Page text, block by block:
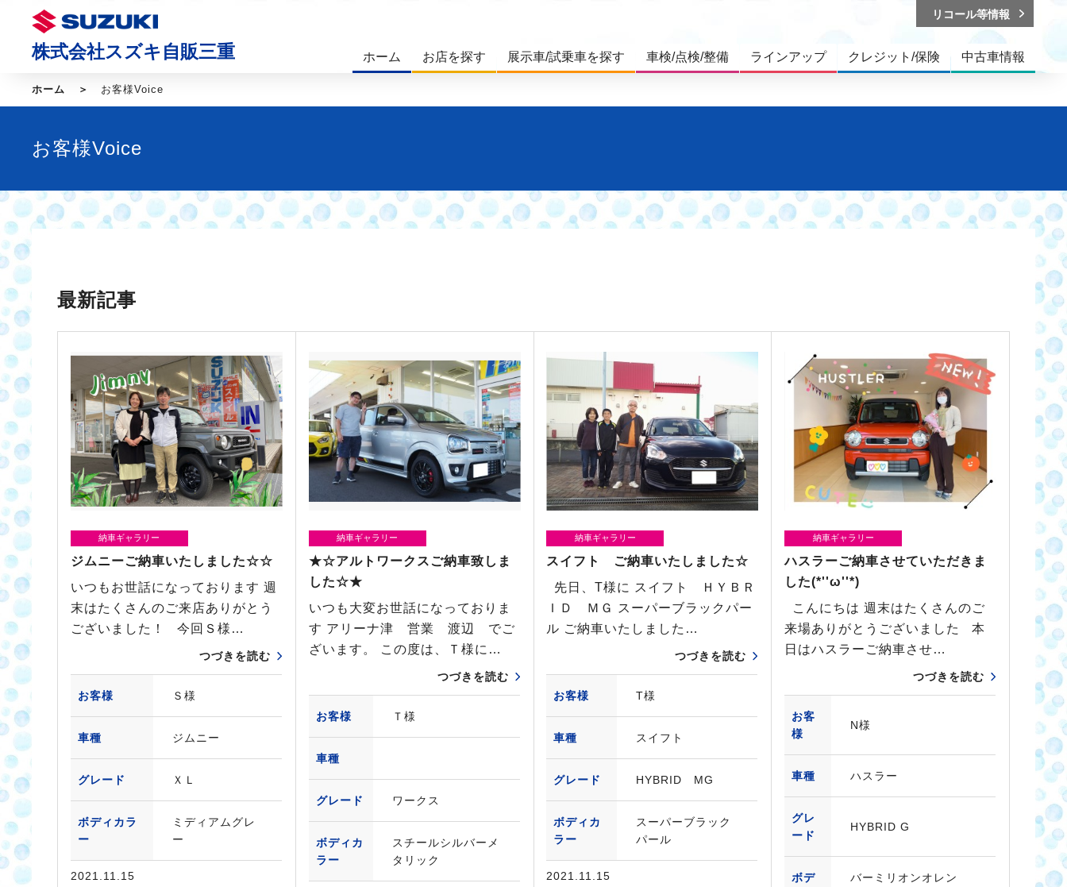
株式会社スズキ自販三重 ホーム お店を探す 展示車/試乗車を探す 車検/点検/整備 ラインアップ クレジット/保険 中古車情報
リコール等情報
ホーム お客様Voice
お客様Voice
最新記事
納車ギャラリー
ジムニーご納車いたしました☆☆
いつもお世話になっております 週
末はたくさんのご来店ありがとう
ございました！ 今回Ｓ様…
つづきを読む
お客様 Ｓ様
車種 ジムニー
グレード ＸＬ
ボディカラ
ー
ミディアムグレ
ー
2021.11.15
納車ギャラリー
★☆アルトワークスご納車致しま
した☆★
いつも大変お世話になっておりま
す アリーナ津 営業 渡辺 でご
ざいます。 この度は、Ｔ様に…
つづきを読む
お客様 Ｔ様
車種
グレード ワークス
ボディカ
ラー
スチールシルバーメ
タリック
納車ギャラリー
スイフト ご納車いたしました☆
先日、T様に スイフト ＨＹＢＲ
ＩＤ ＭＧ スーパーブラックパー
ル ご納車いたしました…
つづきを読む
お客様 T様
車種 スイフト
グレード HYBRID MG
ボディカ
ラー
スーパーブラック
パール
2021.11.15
納車ギャラリー
ハスラーご納車させていただきま
した(*''ω''*)
こんにちは 週末はたくさんのご
来場ありがとうございました 本
日はハスラーご納車させ…
つづきを読む
お客
様
N様
車種 ハスラー
グレ
ード
HYBRID G
ボデ
バーミリオンオレン